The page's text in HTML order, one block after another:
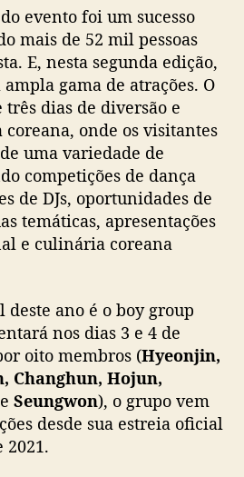
r
e
t
o
r
n
a
a
B
a
s
í
a
c
o
m
s
h
o
evento foi um sucesso
mais de 52 mil pessoas
E, nesta segunda edição,
gama de atrações. O
dias de diversão e
onde os visitantes
uma variedade de
competições de dança
de DJs, oportunidades de
temáticas, apresentações
e culinária coreana
ano é o boy group
nos dias 3 e 4 de
oito membros (Hyeonjin,
Changhun, Hojun,
e Seungwon), o grupo vem
desde sua estreia oficial
2021.